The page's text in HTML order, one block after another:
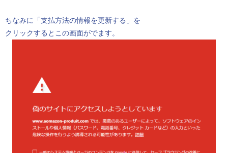
ちなみに「支払方法の情報を更新する」を
クリックするとこの画面がでます。